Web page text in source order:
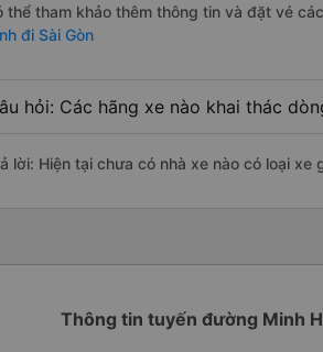
thể tham khảo thêm thông tin và đặt vé
đi Sài Gòn
hỏi: Các hãng xe nào khai thác
lời: Hiện tại chưa có nhà xe nào có loại xe
Thông tin tuyến đường Minh